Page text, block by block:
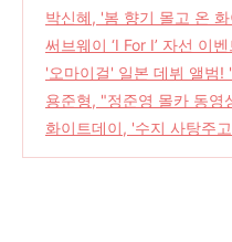
박신혜, '봄 향기 몰고 온
로 여성스러운 스타일링 완
써브웨이 ‘I For I’ 자선 이
742개’ 역대 최고 판매고 ‘
'오마이걸' 일본 데뷔 앨범!
전격 발매 결정"
(4)
용준형, "정준영 몰카 동영
형 팀 하이라이트 탈퇴"
(0)
화이트데이, '수지 사탕주